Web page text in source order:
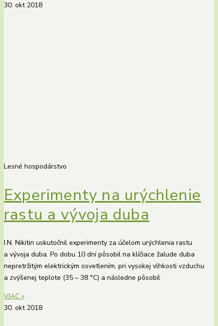
30. okt 2018
Lesné hospodárstvo
Experimenty na urýchlenie
rastu a vývoja duba
I.N. Nikitin uskutočnil experimenty za účelom urýchlenia rastu
a vývoja duba. Po dobu 10 dní pôsobil na klíčiace žalude duba
nepretržitým elektrickým osvetlením, pri vysokej vlhkosti vzduchu
a zvýšenej teplote (35 – 38 °C) a následne pôsobil
VIAC »
30. okt 2018